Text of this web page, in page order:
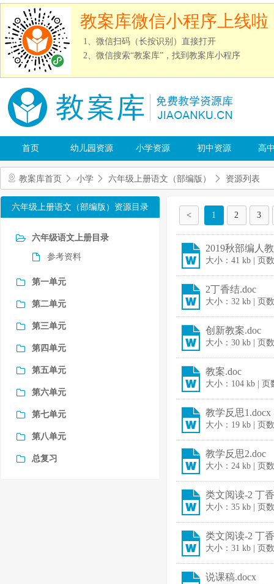
教案库微信小程序上线啦
1、微信扫码（长按识别）直接打开
2、微信搜索“教案库”，找到教案库小程序
首页 幼儿园资源 小学资源 初中资源 高
教案库首页 小学 六年级上册语文（部编版） 资源列表
六年级上册语文（部编版）资源目录
六年级语文上册目录
参考资料
第一单元
第二单元
第三单元
第四单元
第五单元
第六单元
第七单元
第八单元
总复习
< 1 2 3
2019秋部编人
大小：41 kb | 页
2丁香结.doc
大小：32 kb | 页
创新教案.doc
大小：30 kb | 页
教案.doc
大小：104 kb |
教学反思1.docx
大小：19 kb | 页
教学反思2.doc
大小：24 kb | 页
类文阅读-2 丁
大小：35 kb | 页
类文阅读-2 丁
大小：31 kb | 页
说课稿.docx